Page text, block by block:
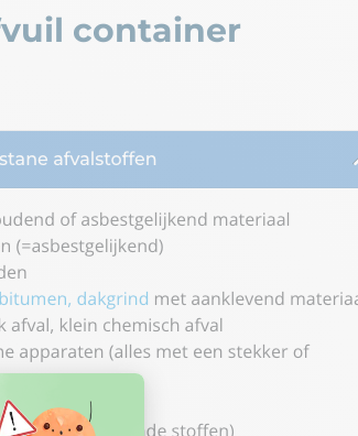
container